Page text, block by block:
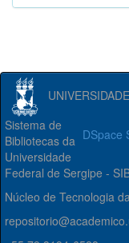
DSpace
Sistema de
Bibliotecas da
Universidade
Federal de Sergipe -
Núcleo de Tecnologia